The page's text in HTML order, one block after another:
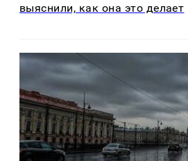
выяснили, как она это делает